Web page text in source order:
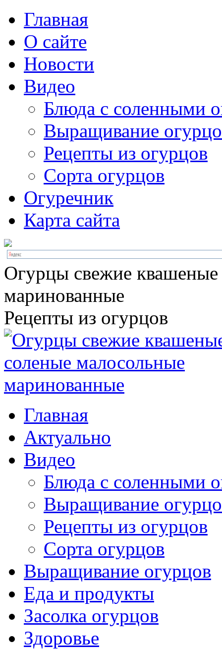
Главная
О сайте
Новости
Видео
Блюда с соленными
Выращивание
Рецепты из огурцов
Сорта огурцов
Огуречник
Карта сайта
Огурцы свежие
маринованные
Рецепты из огурцов
Главная
Актуально
Видео
Блюда с соленными
Выращивание
Рецепты из огурцов
Сорта огурцов
Выращивание огурцов
Еда и продукты
Засолка огурцов
Здоровье